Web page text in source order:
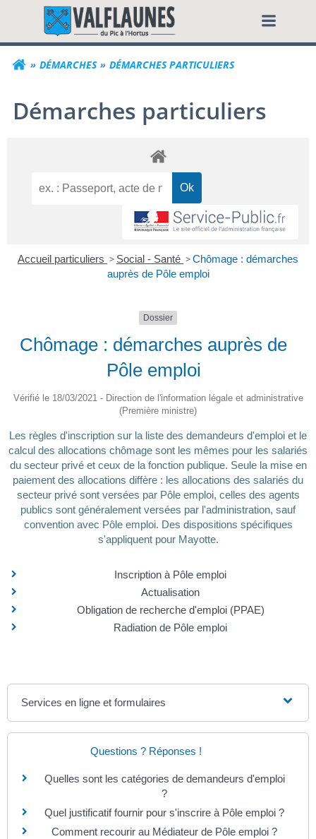
contenuCommune de
DÉMARCHES DÉMARCHES PARTICULIERS
Démarches particuliers
Accueil particuliers > Social - Santé >Chômage : démarches
auprès de Pôle emploi
Dossier
Chômage : démarches auprès de
Pôle emploi
Vérifié le 18/03/2021 - Direction de l'information légale et administrative
(Première ministre)
Les règles d'inscription sur la liste des demandeurs d'emploi et le
calcul des allocations chômage sont les mêmes pour les salariés
du secteur privé et ceux de la fonction publique. Seule la mise en
paiement des allocations diffère : les allocations des salariés du
secteur privé sont versées par Pôle emploi, celles des agents
publics sont généralement versées par l'administration, sauf
convention avec Pôle emploi. Des dispositions spécifiques
s'appliquent pour Mayotte.
Inscription à Pôle emploi
Actualisation
Obligation de recherche d'emploi (PPAE)
Radiation de Pôle emploi
Services en ligne et formulaires
Questions ? Réponses !
Quelles sont les catégories de demandeurs d'emploi
?
Quel justificatif fournir pour s'inscrire à Pôle emploi ?
Comment recourir au Médiateur de Pôle emploi ?